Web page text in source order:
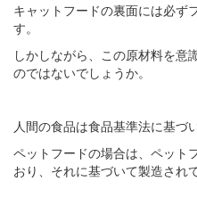
キャットフードの裏面には必ず
す。
しかしながら、この原材料を意
のではないでしょうか。
人間の食品は食品基準法に基づ
ペットフードの場合は、ペット
おり、それに基づいて製造され